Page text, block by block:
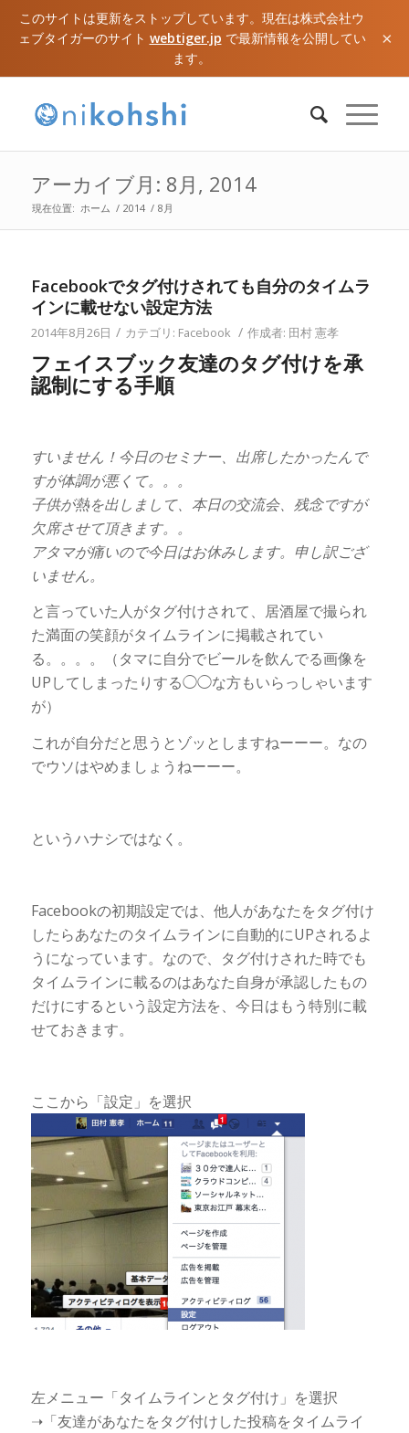
このサイトは更新をストップしています。現在は株式会社ウ
ェブタイガーのサイト webtiger.jp で最新情報を公開してい
ます。
×
アーカイブ月: 8月, 2014
現在位置: ホーム / 2014 / 8月
Facebookでタグ付けされても自分のタイムラ
インに載せない設定方法
2014年8月26日 / カテゴリ: Facebook / 作成者: 田村 憲孝
フェイスブック友達のタグ付けを承
認制にする手順
すいません！今日のセミナー、出席したかったんで
すが体調が悪くて。。。
子供が熱を出しまして、本日の交流会、残念ですが
欠席させて頂きます。。
アタマが痛いので今日はお休みします。申し訳ござ
いません。
と言っていた人がタグ付けされて、居酒屋で撮られ
た満面の笑顔がタイムラインに掲載されてい
る。。。。（タマに自分でビールを飲んでる画像を
UPしてしまったりする◯◯な方もいらっしゃいます
が）
これが自分だと思うとゾッとしますねーーー。なの
でウソはやめましょうねーーー。
というハナシではなく。
Facebookの初期設定では、他人があなたをタグ付け
したらあなたのタイムラインに自動的にUPされるよ
うになっています。なので、タグ付けされた時でも
タイムラインに載るのはあなた自身が承認したもの
だけにするという設定方法を、今日はもう特別に載
せておきます。
ここから「設定」を選択
左メニュー「タイムラインとタグ付け」を選択
➝「友達があなたをタグ付けした投稿をタイムライ